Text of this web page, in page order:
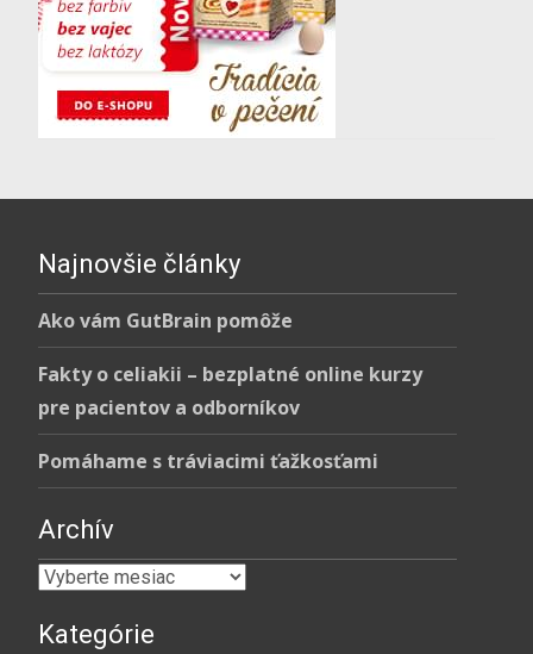
Najnovšie články
Ako vám GutBrain pomôže
Fakty o celiakii – bezplatné online kurzy
pre pacientov a odborníkov
Pomáhame s tráviacimi ťažkosťami
Archív
Archív
Kategórie